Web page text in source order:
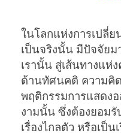
ในโลกแห่งการเปลี่
เป็นจริงนั้น มีปัจจัย
เรานั้น สู่เส้นทางแห่
ด้านทัศนคติ ความคิด
พฤติกรรมการแสดง
งามนั้น ซึ่งต้องยอมรั
เรื่องไกลตัว หรือเป็